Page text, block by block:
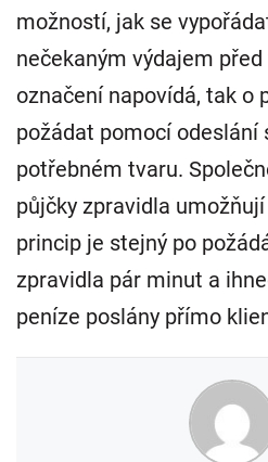
možností, jak se
nečekaným výdajem
označení napovídá, tak o
požádat pomocí odeslání
potřebném tvaru.
půjčky zpravidla
princip je stejný po
zpravidla pár minut a
peníze poslány přímo